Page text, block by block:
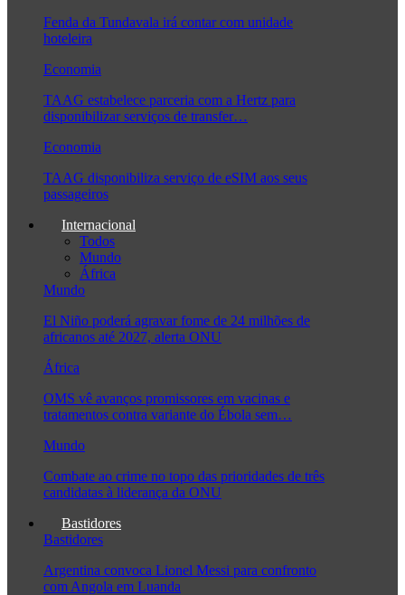
Fenda da Tundavala irá contar com unidade
hoteleira
Economia
TAAG estabelece parceria com a Hertz para
disponibilizar serviços de transfer…
Economia
TAAG disponibiliza serviço de eSIM aos seus
passageiros
Internacional
Todos
Mundo
África
Mundo
El Niño poderá agravar fome de 24 milhões de
africanos até 2027, alerta ONU
África
OMS vê avanços promissores em vacinas e
tratamentos contra variante do Ébola sem…
Mundo
Combate ao crime no topo das prioridades de três
candidatas à liderança da ONU
Bastidores
Bastidores
Argentina convoca Lionel Messi para confronto
com Angola em Luanda